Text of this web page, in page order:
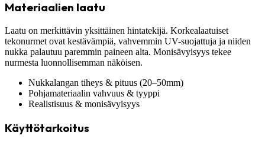
Materiaalien laatu
Laatu on merkittävin yksittäinen hintatekijä. Korkealaatuiset
tekonurmet ovat kestävämpiä, vahvemmin UV-suojattuja ja niiden
nukka palautuu paremmin paineen alta. Monisävyisyys tekee
nurmesta luonnollisemman näköisen.
Nukkalangan tiheys & pituus (20–50mm)
Pohjamateriaalin vahvuus & tyyppi
Realistisuus & monisävyisyys
Käyttötarkoitus